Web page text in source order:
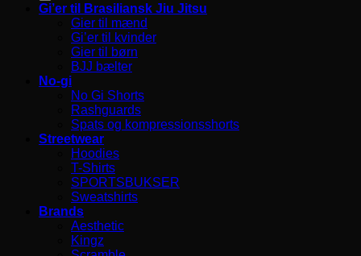
Gi’er til Brasiliansk Jiu Jitsu
Gier til mænd
Gi’er til kvinder
Gier til børn
BJJ bælter
No-gi
No Gi Shorts
Rashguards
Spats og kompressionsshorts
Streetwear
Hoodies
T-Shirts
SPORTSBUKSER
Sweatshirts
Brands
Aesthetic
Kingz